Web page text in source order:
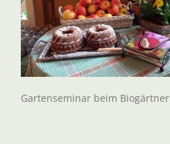
Gartenseminar beim Biogärtner